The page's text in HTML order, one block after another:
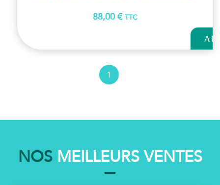
88,00 € TTC
AU
1
NOS MEILLEURS VENTES